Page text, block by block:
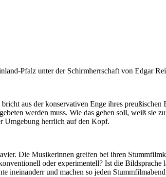
Pfalz unter der Schirmherrschaft von Edgar
aus der konservativen Enge ihres
werden muss. Wie das gehen soll, weiß sie
Umgebung herrlich auf den Kopf.
Die Musikerinnen greifen bei ihren
oder experimentell? Ist die
ineinanderr und machen so jeden